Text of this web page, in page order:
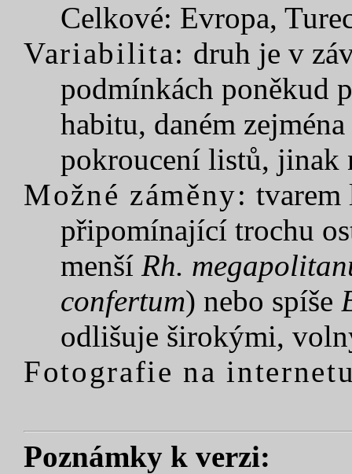
Celkové: Evropa,
Variabilita: druh je v
podmínkách poněkud
habitu, daném
pokroucení listů,
Možné záměny: tvarem
připomínající trochu
menší Rh.
confertum) nebo spíše
odlišuje širokými,
Fotografie na
Poznámky k verzi: